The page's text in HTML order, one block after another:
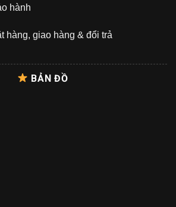
hành
hàng, giao hàng & đổi trả
BẢN ĐỒ